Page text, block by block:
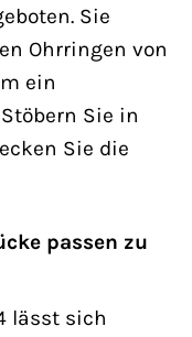
Sie
Ohrringen von
ein
Sie in
Sie die
passen zu
lässt sich